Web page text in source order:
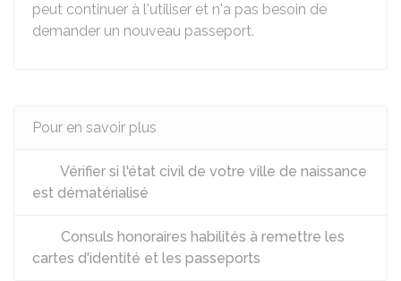
peut continuer à l'utiliser et n'a pas besoin de
demander un nouveau passeport.
Pour en savoir plus
Vérifier si l'état civil de votre ville de naissance
est dématérialisé
Consuls honoraires habilités à remettre les
cartes d'identité et les passeports